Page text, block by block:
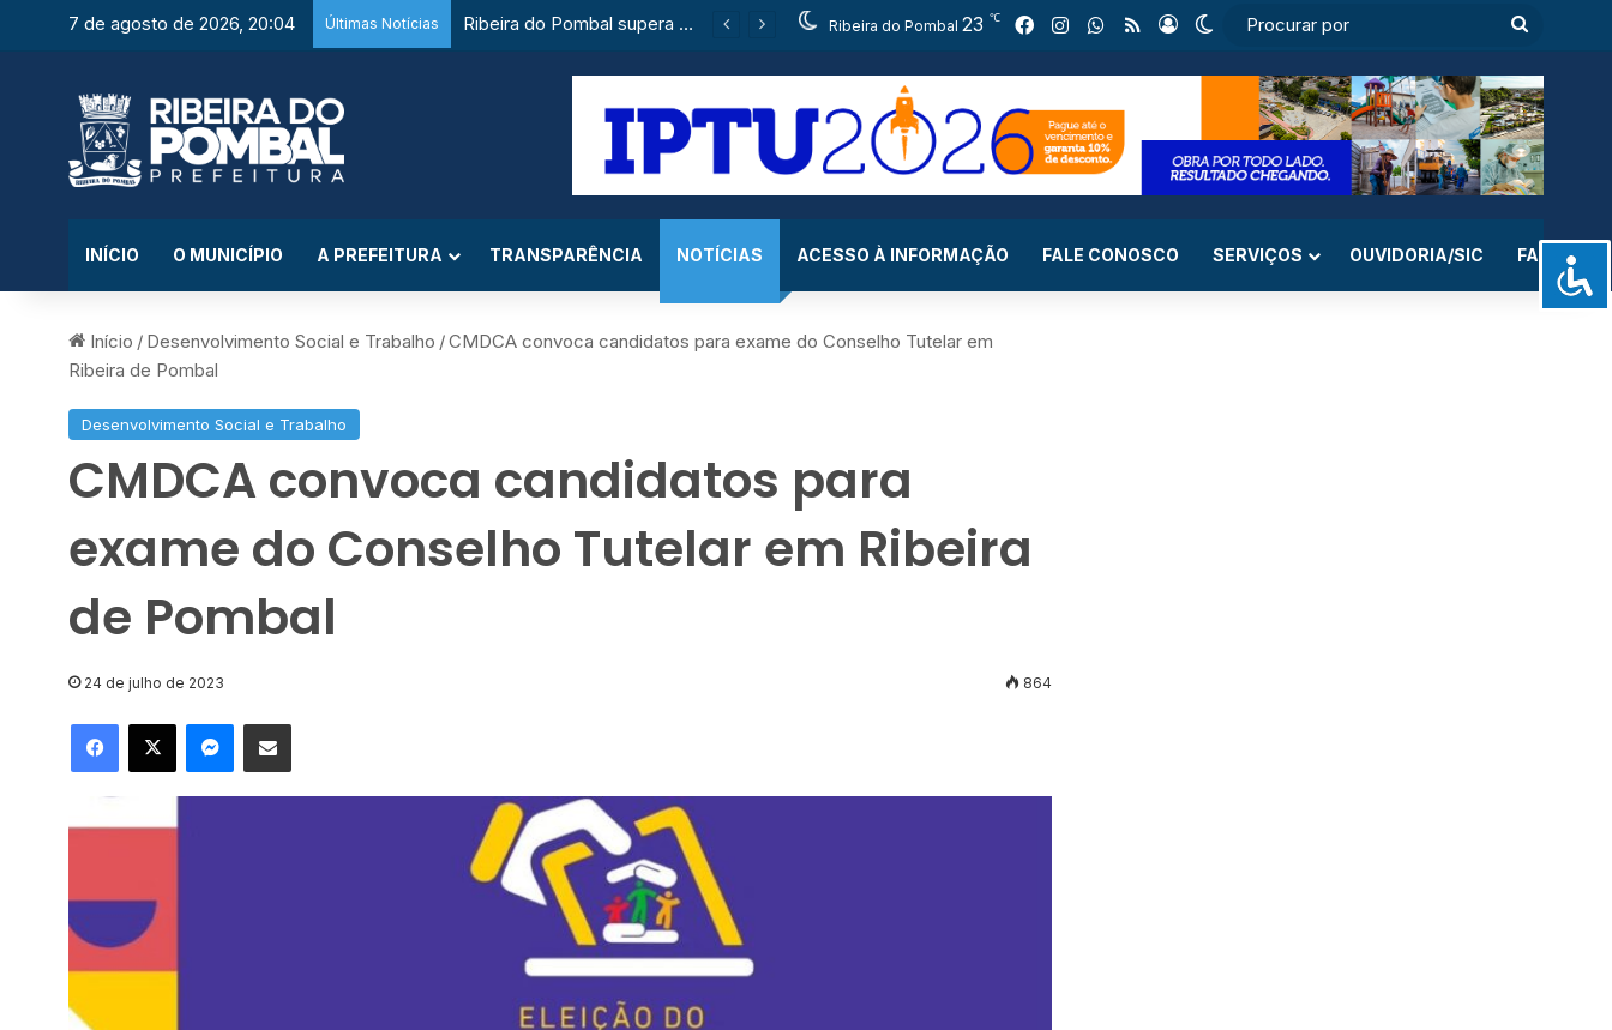
7 de agosto de 2026, 20:04 Últimas Notícias Ribeira do Pombal supera a média nacional e as metas do Plano Nacional de Educação no IDEB Ribeira do Pombal 23 ℃ FacebookInstagram
WhatsApp
RSS EntrarSwitch skin
INÍCIO O MUNICÍPIO A PREFEITURA TRANSPARÊNCIA NOTÍCIAS ACESSO À INFORMAÇÃO FALE CONOSCO SERVIÇOS OUVIDORIA/SIC FAQ
Início / Desenvolvimento Social e Trabalho /CMDCA convoca candidatos para exame do Conselho Tutelar em
Ribeira de Pombal
Desenvolvimento Social e Trabalho
CMDCA convoca candidatos para
exame do Conselho Tutelar em Ribeira
de Pombal
24 de julho de 2023 864
X